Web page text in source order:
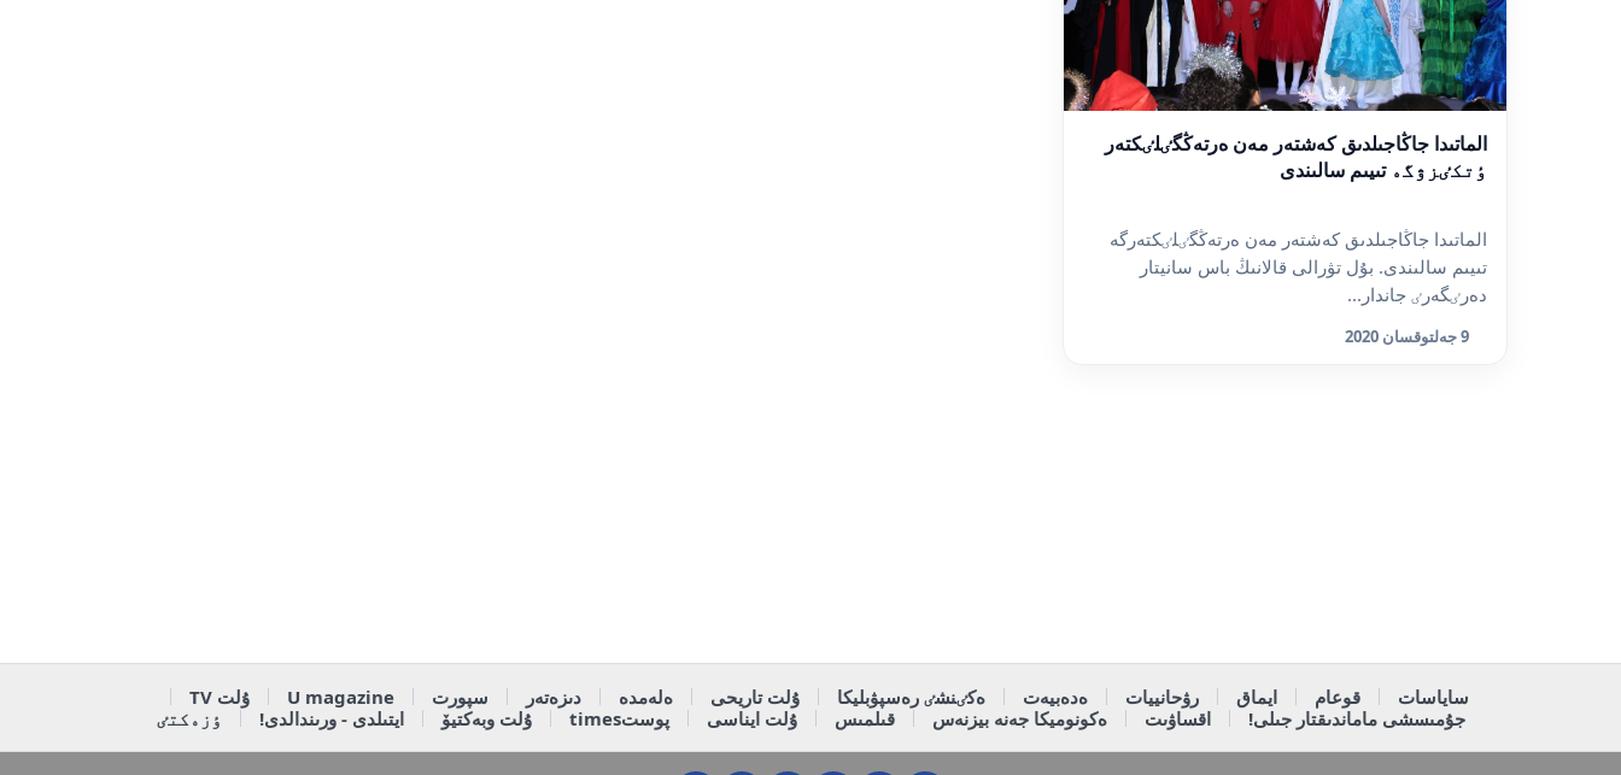
الماتىدا جاڭاجىلدىق كەشتەر مەن ەرتەڭگٸلٸكتەر
ٶتكٸزۋگە تىيىم سالىندى
الماتىدا جاڭاجىلدىق كەشتەر مەن ەرتەڭگٸلٸكتەرگە
تىيىم سالىندى. بۇل تۋرالى قالانىڭ باس سانيتار
دەرٸگەرٸ جاندار...
9 جەلتوقسان 2020
ساياسات قوعام ايماق رۋحانييات ەدەبيەت ەكٸنشٸ رەسپۋبليكا ۇلت تاريحى ەلەمدە دىزەتەر سپورت U magazine
ۇلت TV
جۇمىسشى ماماندىقتار جىلى!
اقساۋىت ەكونوميكا جەنە بيزنەس قىلمىس ۇلت ايناسى پوستtimes ۇلت وبەكتيۆ ايتىلدى - ورىندالدى! ٶزەكتٸ